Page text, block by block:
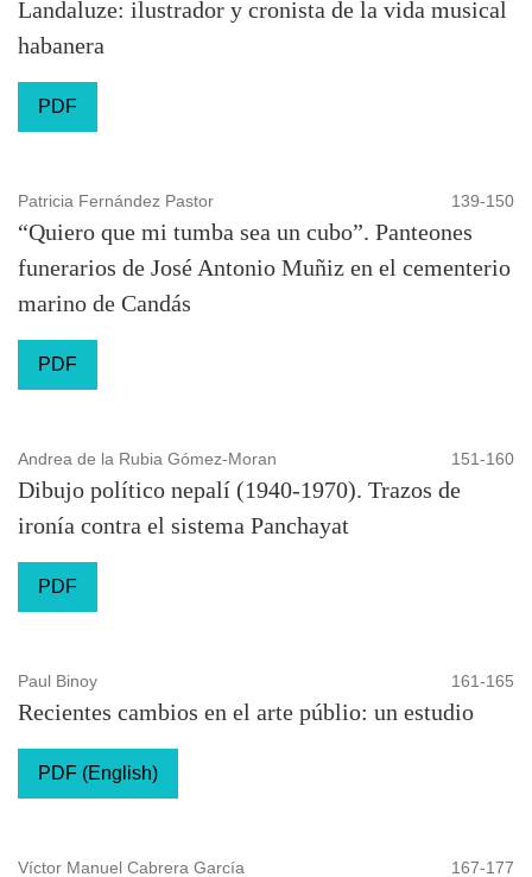
Landaluze: ilustrador y cronista de la vida musical
habanera
PDF
Patricia Fernández Pastor 139-150
“Quiero que mi tumba sea un cubo”. Panteones
funerarios de José Antonio Muñiz en el cementerio
marino de Candás
PDF
Andrea de la Rubia Gómez-Moran 151-160
Dibujo político nepalí (1940-1970). Trazos de
ironía contra el sistema Panchayat
PDF
Paul Binoy 161-165
Recientes cambios en el arte públio: un estudio
PDF (English)
Víctor Manuel Cabrera García 167-177